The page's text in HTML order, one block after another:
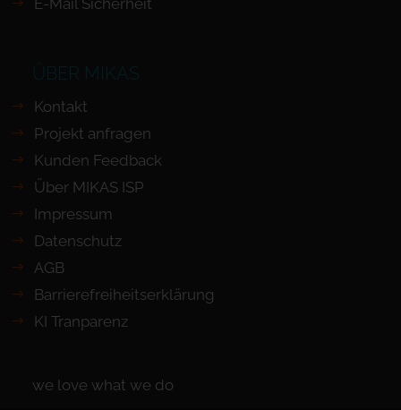
E-Mail Sicherheit
ÜBER MIKAS
Kontakt
Projekt anfragen
Kunden Feedback
Über MIKAS ISP
Impressum
Datenschutz
AGB
Barrierefreiheits­erklärung
KI Tranparenz
we love what we do